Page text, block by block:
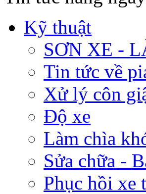
Kỹ thuật
SƠN XE -
Tin tức về
Xử lý côn
Độ xe
Làm chìa
Sửa chữa -
Phục hồi xe